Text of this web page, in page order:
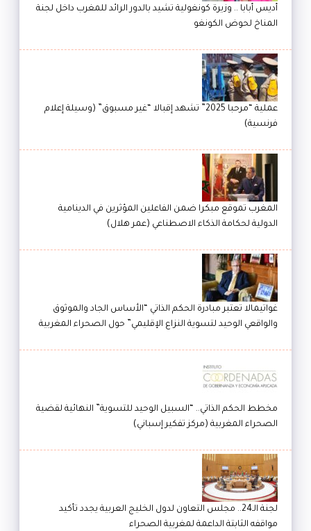
أديس أبابا .. وزيرة كونغولية تشيد بالدور الرائد للمغرب داخل لجنة
المناخ لحوض الكونغو
عملية “مرحبا 2025” تشهد إقبالا “غير مسبوق” (وسيلة إعلام
فرنسية)
المغرب تموقع مبكرا ضمن الفاعلين المؤثرين في الدينامية
الدولية لحكامة الذكاء الاصطناعي (عمر هلال)
غواتيمالا تعتبر مبادرة الحكم الذاتي “الأساس الجاد والموثوق
والواقعي الوحيد لتسوية النزاع الإقليمي” حول الصحراء المغربية
مخطط الحكم الذاتي.. “السبيل الوحيد للتسوية” النهائية لقضية
الصحراء المغربية (مركز تفكير إسباني)
لجنة الـ24.. مجلس التعاون لدول الخليج العربية يجدد تأكيد
مواقفه الثابتة الداعمة لمغربية الصحراء